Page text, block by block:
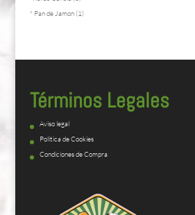
* Pan de Jamon (1)
Términos Legales
Aviso legal
Política de Cookies
Condiciones de Compra